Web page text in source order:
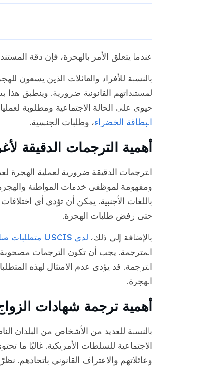
عندما يتعلق الأمر بالهجرة، فإن دقة
بالنسبة للأفراد والعائلات الذين يسعون
لمستنداتهم القانونية ضرورية. وينطبق
حيوي على الحالة الاجتماعية ومطلوبة
البطاقة الخضراء، وطلبات الجنسية.
أهمية الترجمات الدقيقة
الترجمات الدقيقة ضرورية لعملية الهجرة
باللغات الأجنبية. يمكن أن تؤدي أي
حتى رفض طلبات الهجرة.
بالإضافة إلى ذلك، لدى USCIS متطلبات صارمة
المترجمة. يجب أن تكون الترجمات مصحوبة
الترجمة. قد يؤدي عدم الامتثال لهذه
الهجرة.
أهمية ترجمة شهادات
بالنسبة للعديد من الأشخاص من البلدان
الاجتماعية للسلطات الأمريكية. غالبًا
وعائلاتهم والاعتراف القانوني باتحادهم.